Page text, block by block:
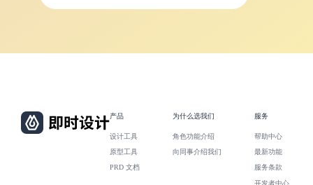
产品
设计工具
原型工具
PRD 文档
为什么选我们
角色功能介绍
向同事介绍我们
服务
帮助中心
最新功能
服务条款
开发者中心